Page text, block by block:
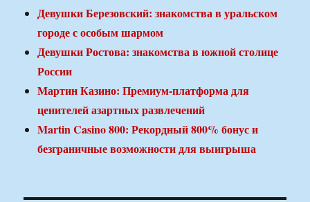
Девушки Березовский: знакомства в уральском
городе с особым шармом
Девушки Ростова: знакомства в южной столице
России
Мартин Казино: Премиум-платформа для
ценителей азартных развлечений
Martin Casino 800: Рекордный 800% бонус и
безграничные возможности для выигрыша